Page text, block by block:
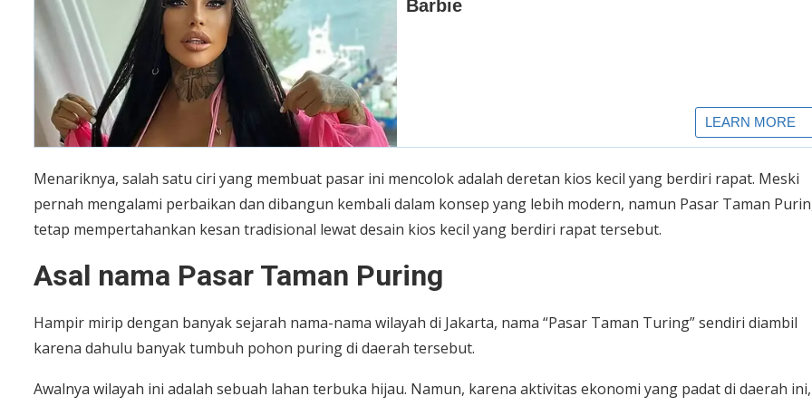
Menariknya, salah satu ciri yang membuat pasar ini mencolok adalah deretan kios kecil yang berdiri rapat. Meski
pernah mengalami perbaikan dan dibangun kembali dalam konsep yang lebih modern, namun Pasar Taman
tetap mempertahankan kesan tradisional lewat desain kios kecil yang berdiri rapat tersebut.
Asal nama Pasar Taman Puring
Hampir mirip dengan banyak sejarah nama-nama wilayah di Jakarta, nama “Pasar Taman Turing” sendiri diambil
karena dahulu banyak tumbuh pohon puring di daerah tersebut.
Awalnya wilayah ini adalah sebuah lahan terbuka hijau. Namun, karena aktivitas ekonomi yang padat di daerah ini,